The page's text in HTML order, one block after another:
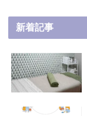
新着記事